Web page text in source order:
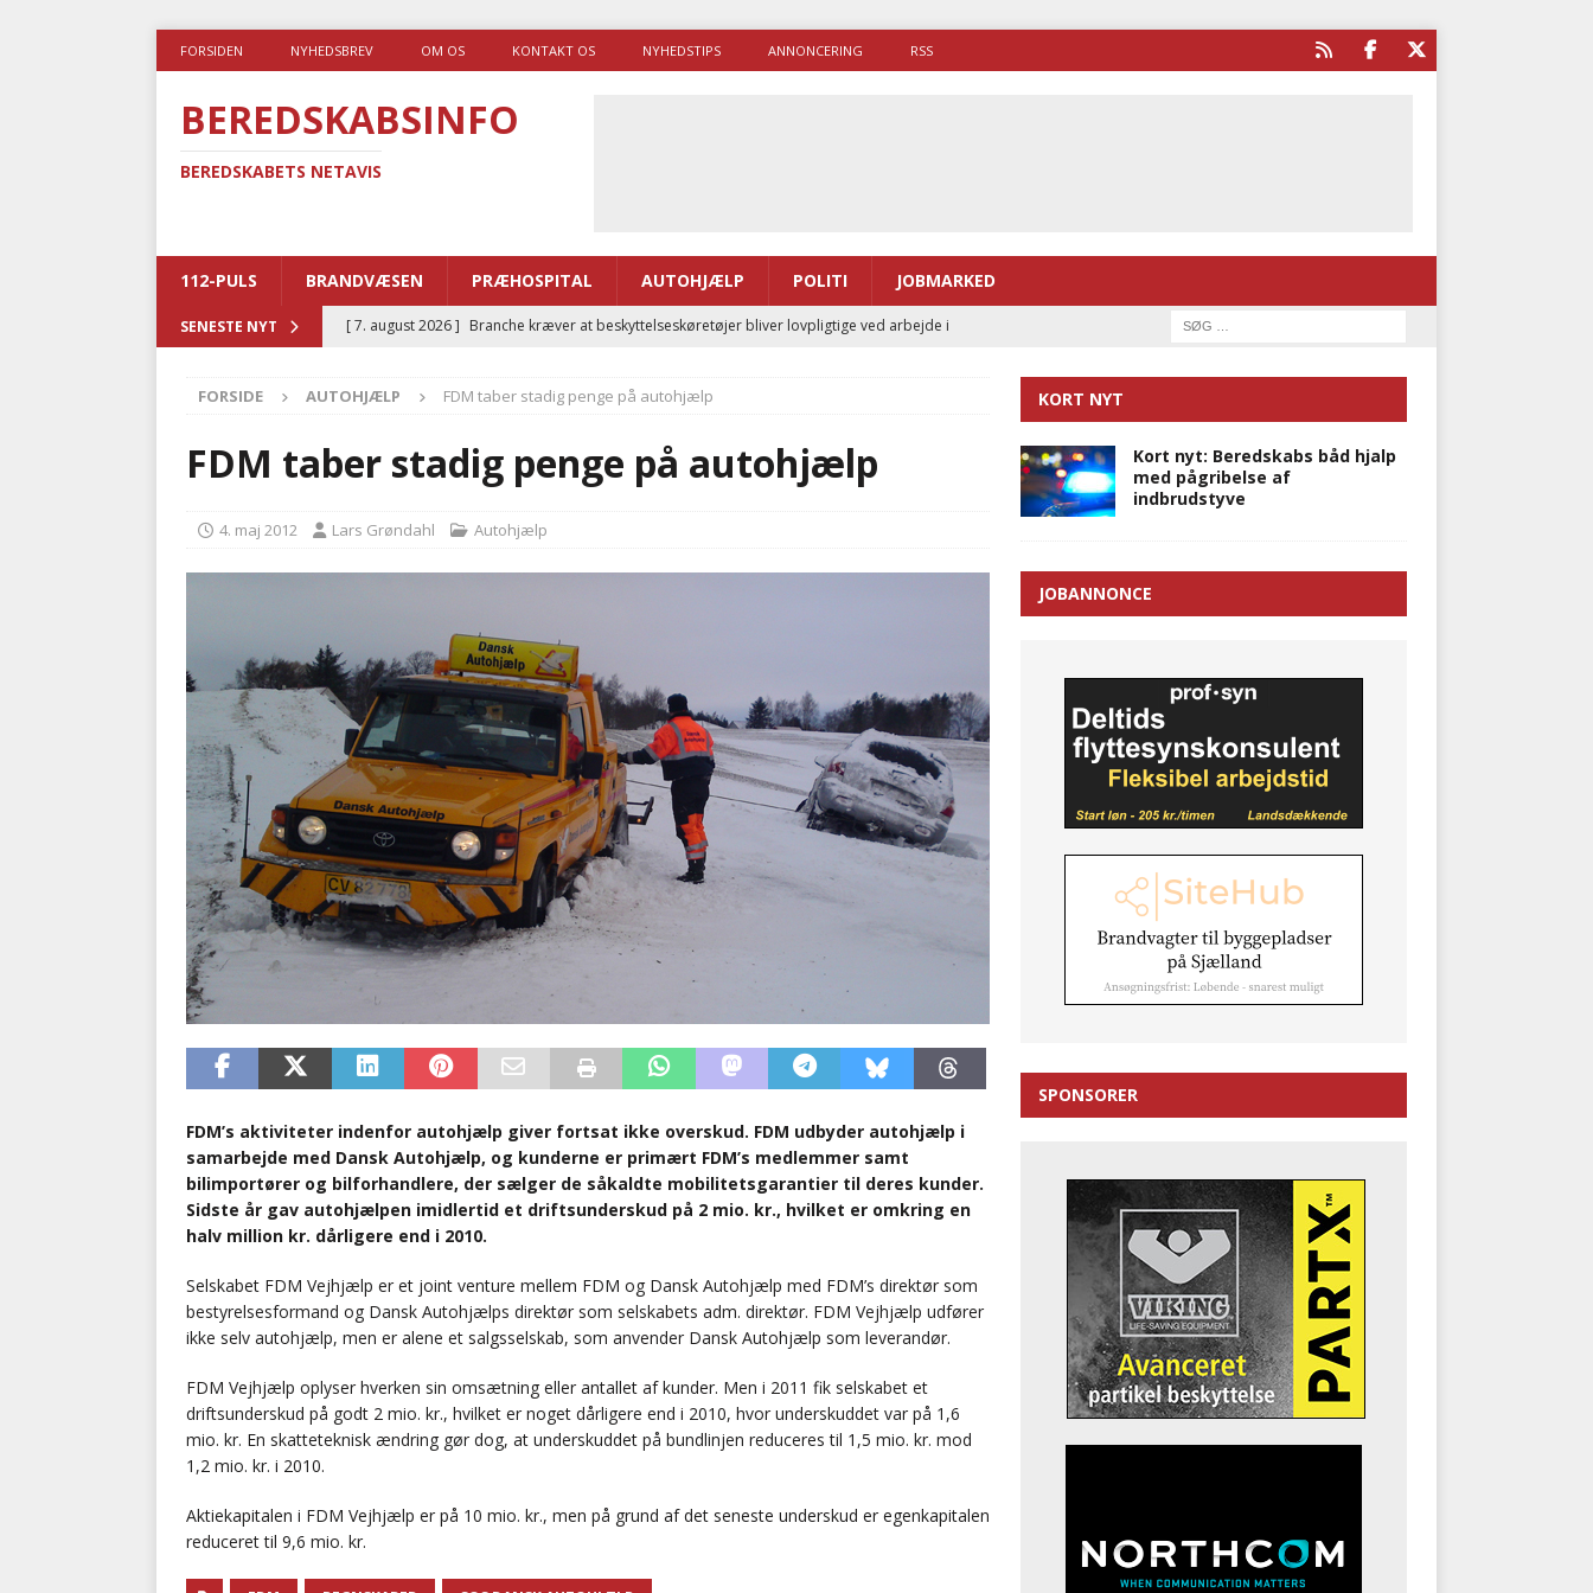
FORSIDEN NYHEDSBREV OM OS KONTAKT OS NYHEDSTIPS ANNONCERING RSS
BEREDSKABSINFO
BEREDSKABETS NETAVIS
112-PULS BRANDVÆSEN PRÆHOSPITAL AUTOHJÆLP POLITI JOBMARKED
SENESTE NYT [ 7. august 2026 ] Branche kræver at beskyttelseskøretøjer bliver lovpligtige ved arbejde i
[ 6. august 2026 ] Brandvæsenernes gennemsnitlige responstid steg med 9 sekunder i 2025
Advarer: Udløb af sygetransporttilladelser kan sende 400.000 kørsler over
i det offentlige
PRÆHOSPITAL
tilbudsfristen
PRÆHOSPITAL
FORSIDE AUTOHJÆLP FDM taber stadig penge på autohjælp
FDM taber stadig penge på autohjælp
4. maj 2012 Lars Grøndahl Autohjælp
FDM’s aktiviteter indenfor autohjælp giver fortsat ikke overskud. FDM udbyder autohjælp i
samarbejde med Dansk Autohjælp, og kunderne er primært FDM’s medlemmer samt
bilimportører og bilforhandlere, der sælger de såkaldte mobilitetsgarantier til deres kunder.
Sidste år gav autohjælpen imidlertid et driftsunderskud på 2 mio. kr., hvilket er omkring en
halv million kr. dårligere end i 2010.
Selskabet FDM Vejhjælp er et joint venture mellem FDM og Dansk Autohjælp med FDM’s direktør som
bestyrelsesformand og Dansk Autohjælps direktør som selskabets adm. direktør. FDM Vejhjælp udfører
ikke selv autohjælp, men er alene et salgsselskab, som anvender Dansk Autohjælp som leverandør.
FDM Vejhjælp oplyser hverken sin omsætning eller antallet af kunder. Men i 2011 fik selskabet et
driftsunderskud på godt 2 mio. kr., hvilket er noget dårligere end i 2010, hvor underskuddet var på 1,6
mio. kr. En skatteteknisk ændring gør dog, at underskuddet på bundlinjen reduceres til 1,5 mio. kr. mod
1,2 mio. kr. i 2010.
Aktiekapitalen i FDM Vejhjælp er på 10 mio. kr., men på grund af det seneste underskud er egenkapitalen
reduceret til 9,6 mio. kr.
KORT NYT
Kort nyt: Beredskabs båd hjalp
med pågribelse af
indbrudstyve
JOBANNONCE
SPONSORER